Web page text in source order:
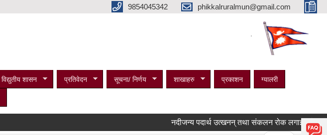
9854045342 phikkalruralmun@gmail.com
विद्युतीय शासन प्रतिवेदन सूचना/ निर्णय शाखाहरु प्रकाशन ग्यालरी
नदीजन्य पदार्थ उत्खनन् तथा संकलन रोक लगाइएको सम्बन्धी